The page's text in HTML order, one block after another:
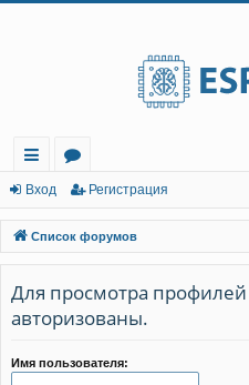
с
ы
лк
и
о
ру
м
ы
Вход Регистрация
Список форумов
Для просмотра
авторизованы.
Имя пользователя: